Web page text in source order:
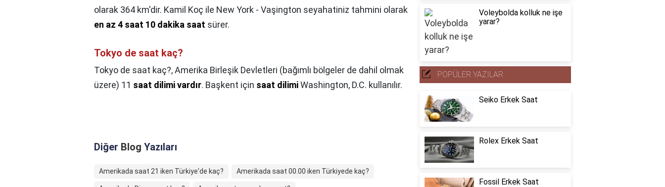
olarak 364 km'dir. Kamil Koç ile New York - Vaşington seyahatiniz tahmini olarak
en az 4 saat 10 dakika saat sürer.
Tokyo de saat kaç?
Tokyo de saat kaç?,Amerika Birleşik Devletleri (bağımlı bölgeler de dahil olmak
üzere) 11 saat dilimi vardır. Başkent için saat dilimiWashington, D.C. kullanılır.
Diğer Blog Yazıları
Amerikada saat 21 iken Türkiye'de kaç? Amerikada saat 00.00 iken Türkiyede kaç?
Voleybolda kolluk ne işe
yarar?
POPÜLER YAZILAR
Seiko Erkek Saat
Rolex Erkek Saat
Fossil Erkek Saat